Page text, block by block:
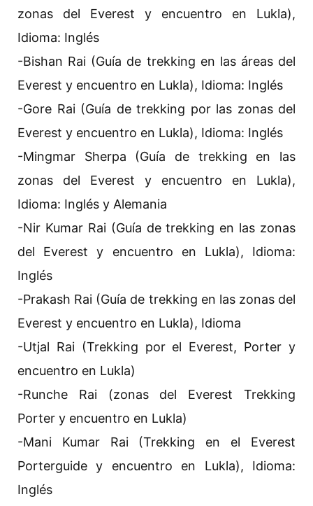
zonas del Everest y encuentro en Lukla),
Idioma: Inglés
-Bishan Rai (Guía de trekking en las áreas del
Everest y encuentro en Lukla), Idioma: Inglés
-Gore Rai (Guía de trekking por las zonas del
Everest y encuentro en Lukla), Idioma: Inglés
-Mingmar Sherpa (Guía de trekking en las
zonas del Everest y encuentro en Lukla),
Idioma: Inglés y Alemania
-Nir Kumar Rai (Guía de trekking en las zonas
del Everest y encuentro en Lukla), Idioma:
Inglés
-Prakash Rai (Guía de trekking en las zonas del
Everest y encuentro en Lukla), Idioma
-Utjal Rai (Trekking por el Everest, Porter y
encuentro en Lukla)
-Runche Rai (zonas del Everest Trekking
Porter y encuentro en Lukla)
-Mani Kumar Rai (Trekking en el Everest
Porterguide y encuentro en Lukla), Idioma:
Inglés